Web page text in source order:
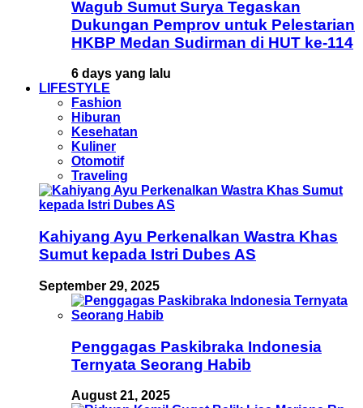
Wagub Sumut Surya Tegaskan
Dukungan Pemprov untuk Pelestarian
HKBP Medan Sudirman di HUT ke-114
6 days yang lalu
LIFESTYLE
Fashion
Hiburan
Kesehatan
Kuliner
Otomotif
Traveling
Kahiyang Ayu Perkenalkan Wastra Khas
Sumut kepada Istri Dubes AS
September 29, 2025
Penggagas Paskibraka Indonesia
Ternyata Seorang Habib
August 21, 2025